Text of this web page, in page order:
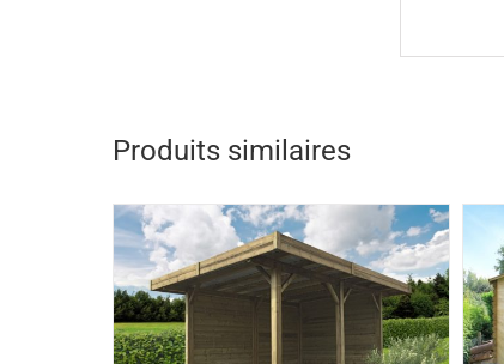
Produits similaires